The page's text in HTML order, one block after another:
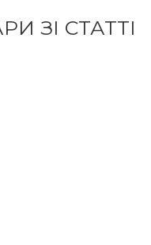
ЗІ СТАТТІ